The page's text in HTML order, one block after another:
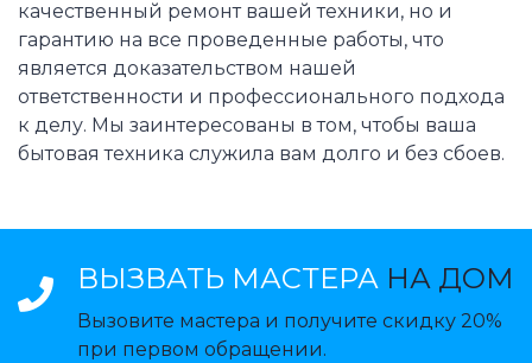
качественный ремонт вашей техники, но и
гарантию на все проведенные работы, что
является доказательством нашей
ответственности и профессионального подхода
к делу. Мы заинтересованы в том, чтобы ваша
бытовая техника служила вам долго и без сбоев.
ВЫЗВАТЬ МАСТЕРА НА ДОМ
Вызовите мастера и получите скидку 20%
при первом обращении.